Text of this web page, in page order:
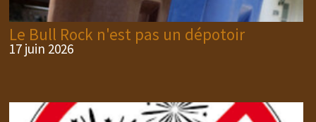
Le Bull Rock n'est pas un dépotoir
17 juin 2026